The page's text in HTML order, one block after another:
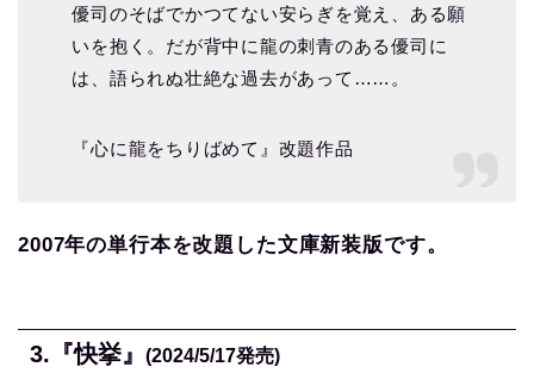
優司のそばでかつてない安らぎを覚え、ある願
いを抱く。だが背中に龍の刺青のある優司に
は、語られぬ壮絶な過去があって……。
『心に龍をちりばめて』改題作品
2007年の単行本を改題した文庫新装版です。
3. 『快挙』 (2024/5/17発売)